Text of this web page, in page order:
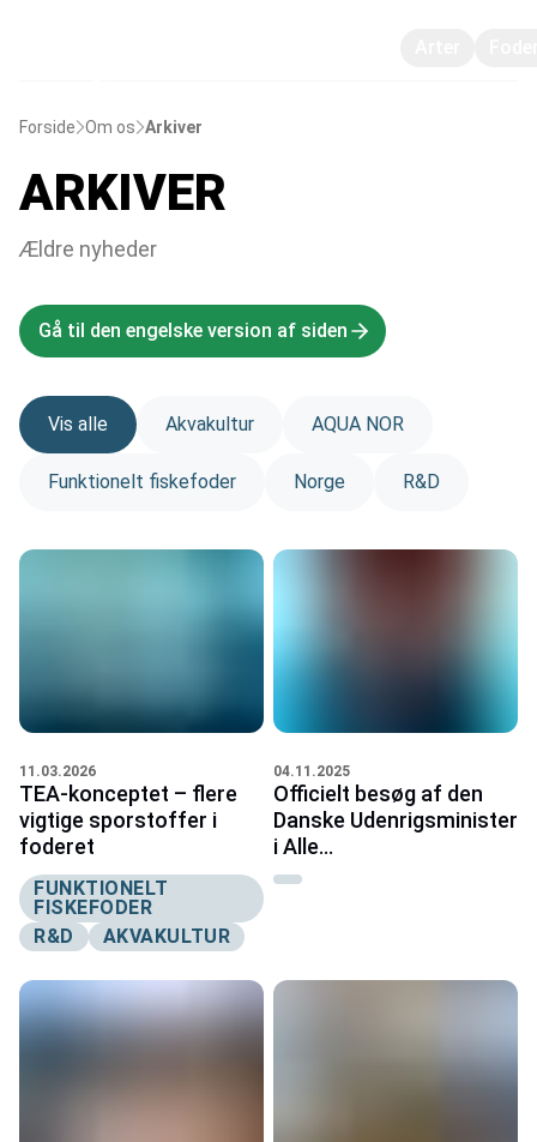
Forside Om os Arkiver
ARKIVER
Ældre nyheder
Gå til den engelske version af siden
Vis alle Akvakultur AQUA NOR
Funktionelt fiskefoder Norge R&D
11.03.2026
TEA-konceptet – flere
vigtige sporstoffer i
foderet
FUNKTIONELT
FISKEFODER
R&D
AKVAKULTUR
04.11.2025
Officielt besøg af den
Danske Udenrigsminister
i Alle...